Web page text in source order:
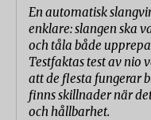
En automatisk
enklare: slangen ska
och tåla både
Testfaktas test av nio
att de flesta fungerar
finns skillnader när
och hållbarhet.